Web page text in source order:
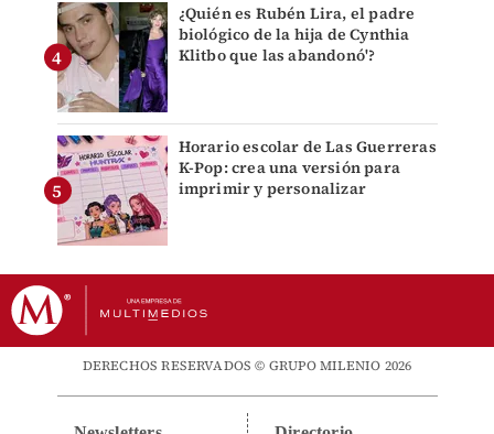
¿Quién es Rubén Lira, el padre
biológico de la hija de Cynthia
Klitbo que las abandonó'?
Horario escolar de Las Guerreras
K-Pop: crea una versión para
imprimir y personalizar
DERECHOS RESERVADOS © GRUPO MILENIO 2026